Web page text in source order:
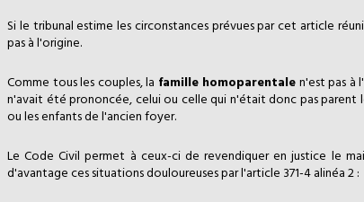
Si le tribunal estime les circonstances prévues par cet article
pas à l'origine.
Comme tous les couples, la famille homoparentalen'est pas à
n'avait été prononcée, celui ou celle qui n'était donc pas
ou les enfants de l'ancien foyer.
Le Code Civil permet à ceux-ci de revendiquer en justice le
d'avantage ces situations douloureuses par l'article 371-4 alinéa 2 :